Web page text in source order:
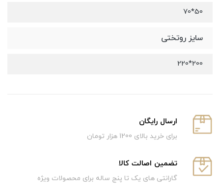
50*70
سایز روتختی
200*220
ارسال رایگان
برای خرید بالای 1200 هزار تومان
تضمین اصالت کالا
گارانتی های یک تا پنج ساله برای محصولات ویژه